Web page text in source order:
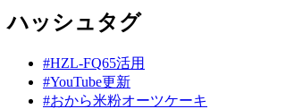
数
ー
数
リ
ー
数
ト
リ
ー
数
ハッシュタグ
#HZL-FQ65活用
#YouTube更新
#おから米粉オーツケーキ